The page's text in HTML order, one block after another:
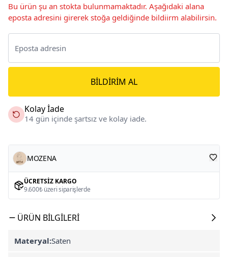
Bu ürün şu an stokta bulunmamaktadır. Aşağıdaki alana
eposta adresini girerek stoğa geldiğinde bildiirm alabilirsin.
BILDIRIM AL
Kolay İade
14 gün içinde şartsız ve kolay iade.
MOZENA
ÜCRETSIZ KARGO
9.600₺ üzeri siparişlerde
ÜRÜN BILGILERI
Materyal:Saten